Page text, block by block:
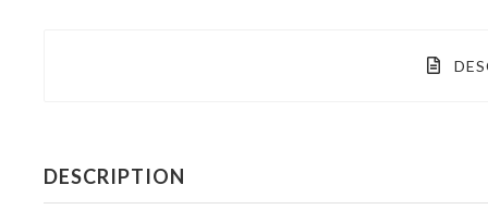
DESCRIPTION